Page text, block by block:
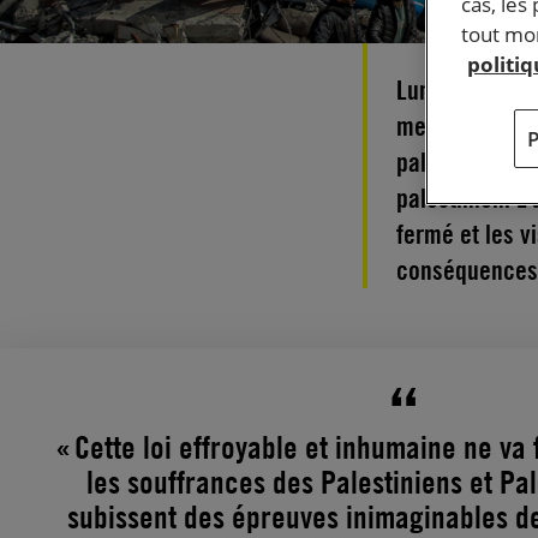
Lundi 28
mettent un
palestiniens
palestinien.
fermé et les
« Cette loi effroyable et inhumaine ne va
les souffrances des Palestiniens et
subissent des épreuves inimaginables
tout